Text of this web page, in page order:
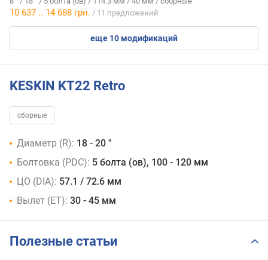
10 637 .. 14 688 грн. / 11 предложений
eще 10 модификаций
KESKIN KT22 Retro
сборные
Диаметр (R): 18 - 20 "
Болтовка (PDC): 5 болта (ов), 100 - 120 мм
ЦО (DIA): 57.1 / 72.6 мм
Вылет (ET): 30 - 45 мм
Полезные статьи